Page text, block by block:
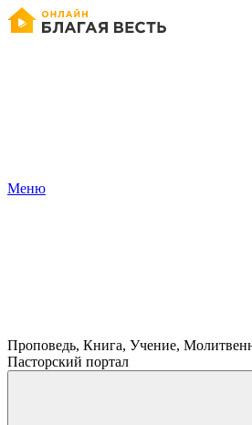
Меню
Проповедь, Книга, Учение,
Пасторский портал